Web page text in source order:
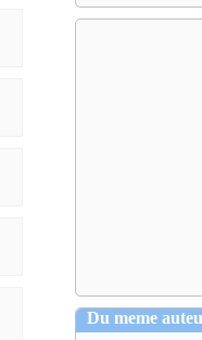
Du meme